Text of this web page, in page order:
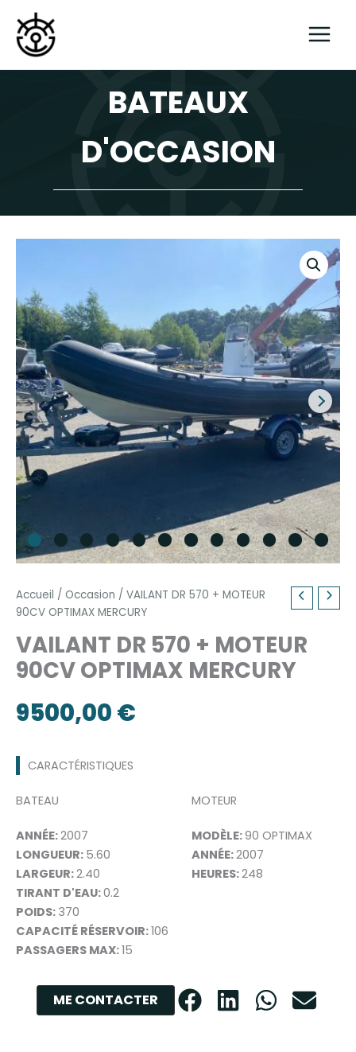
contenu
BATEAUX
D'OCCASION
Accueil / Occasion / VAILANT DR 570 + MOTEUR
90CV OPTIMAX MERCURY
VAILANT DR 570 + MOTEUR
90CV OPTIMAX MERCURY
9500,00€
CARACTÉRISTIQUES
BATEAU
ANNÉE:2007
LONGUEUR: 5.60
LARGEUR:2.40
TIRANT D'EAU:0.2
POIDS: 370
CAPACITÉ RÉSERVOIR:106
PASSAGERS MAX:15
MOTEUR
MODÈLE:90 OPTIMAX
ANNÉE:2007
HEURES:248
ME CONTACTER